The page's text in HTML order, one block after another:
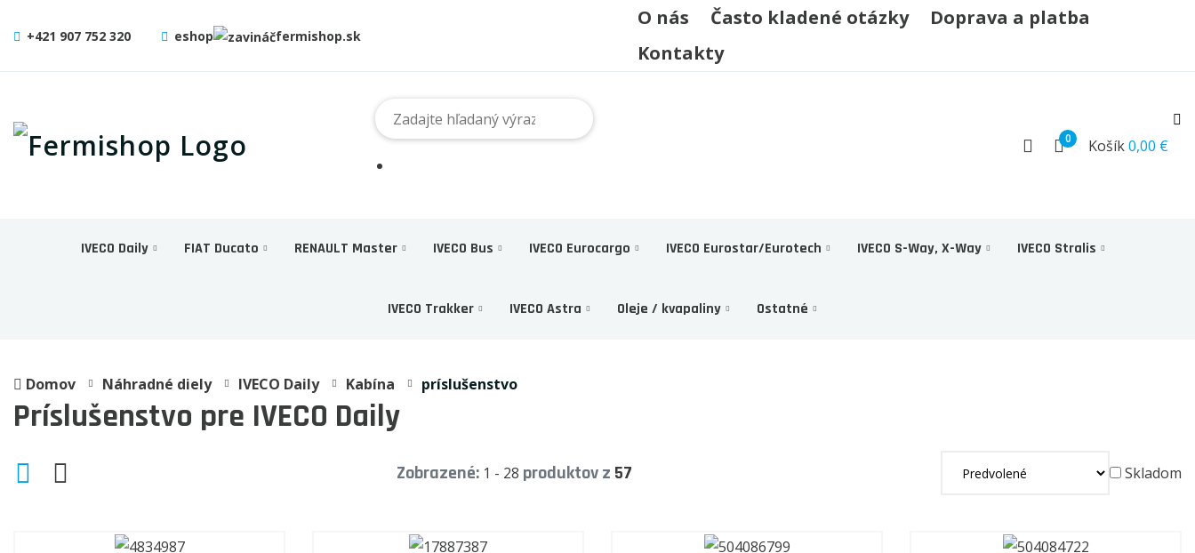
+421 907 752 320 eshop fermishop.sk
O nás Často kladené otázky
Doprava a platba
Kontakty
0 Košík0,00 €
IVECO Daily FIAT Ducato RENAULT Master IVECO Bus IVECO Eurocargo IVECO Eurostar/Eurotech IVECO S-Way, X-Way IVECO Stralis
IVECO Trakker IVECO Astra Oleje / kvapaliny Ostatné
Domov Náhradné diely IVECO Daily Kabína príslušenstvo
Príslušenstvo pre IVECO Daily
Zobrazené: 1 - 28 produktov z 57 Skladom